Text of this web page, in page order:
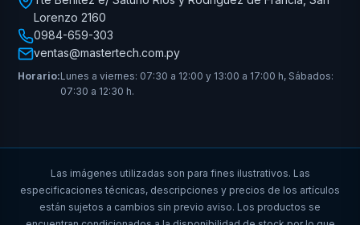
Lorenzo 2160
0984-659-303
ventas@mastertech.com.py
Horario:Lunes a viernes: 07:30 a 12:00 y 13:00 a 17:00 h, Sábados:
07:30 a 12:30 h.
Las imágenes utilizadas son para fines ilustrativos. Las
especificaciones técnicas, descripciones y precios de los artículos
están sujetos a cambios sin previo aviso. Los productos se